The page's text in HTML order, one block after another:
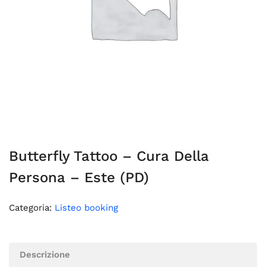
Butterfly Tattoo – Cura Della
Persona – Este (PD)
Categoria: Listeo booking
Descrizione